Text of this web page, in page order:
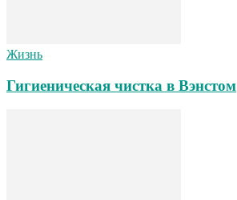
Жизнь
Гигиеническая чистка в Вэнстом